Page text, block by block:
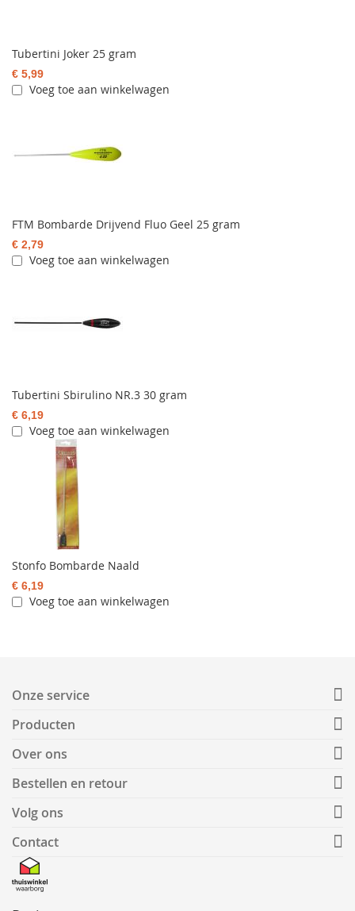
Tubertini Joker 25 gram
€ 5,99
Voeg toe aan winkelwagen
FTM Bombarde Drijvend Fluo Geel 25 gram
€ 2,79
Voeg toe aan winkelwagen
Tubertini Sbirulino NR.3 30 gram
€ 6,19
Voeg toe aan winkelwagen
Stonfo Bombarde Naald
€ 6,19
Voeg toe aan winkelwagen
Onze service
Producten
Over ons
Bestellen en retour
Volg ons
Contact